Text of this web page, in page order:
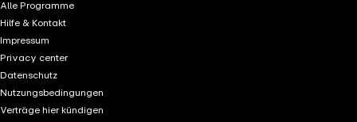
Alle Programme
Hilfe & Kontakt
Impressum
Privacy center
Datenschutz
Nutzungsbedingungen
Verträge hier kündigen